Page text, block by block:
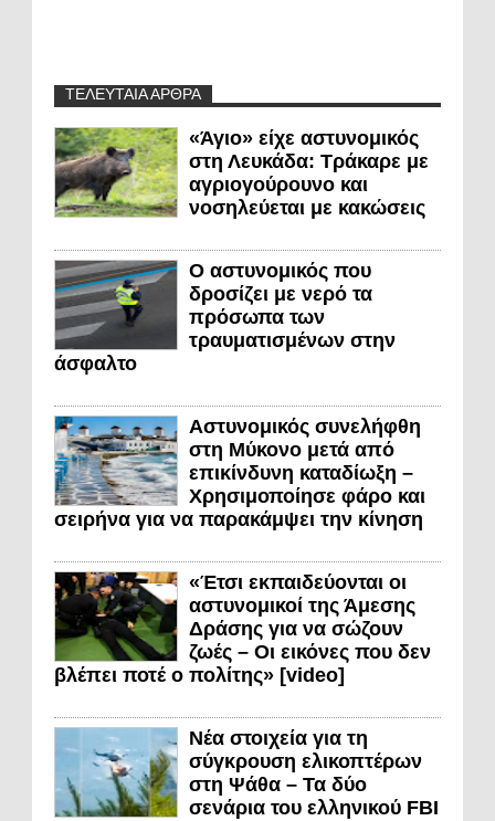
ΤΕΛΕΥΤΑΙΑ ΑΡΘΡΑ
«Άγιο» είχε αστυνομικός
στη Λευκάδα: Τράκαρε με
αγριογούρουνο και
νοσηλεύεται με κακώσεις
Ο αστυνομικός που
δροσίζει με νερό τα
πρόσωπα των
τραυματισμένων στην
άσφαλτο
Αστυνομικός συνελήφθη
στη Μύκονο μετά από
επικίνδυνη καταδίωξη –
Χρησιμοποίησε φάρο και
σειρήνα για να παρακάμψει την κίνηση
«Έτσι εκπαιδεύονται οι
αστυνομικοί της Άμεσης
Δράσης για να σώζουν
ζωές – Οι εικόνες που δεν
βλέπει ποτέ ο πολίτης» [video]
Νέα στοιχεία για τη
σύγκρουση ελικοπτέρων
στη Ψάθα – Τα δύο
σενάρια του ελληνικού FBI